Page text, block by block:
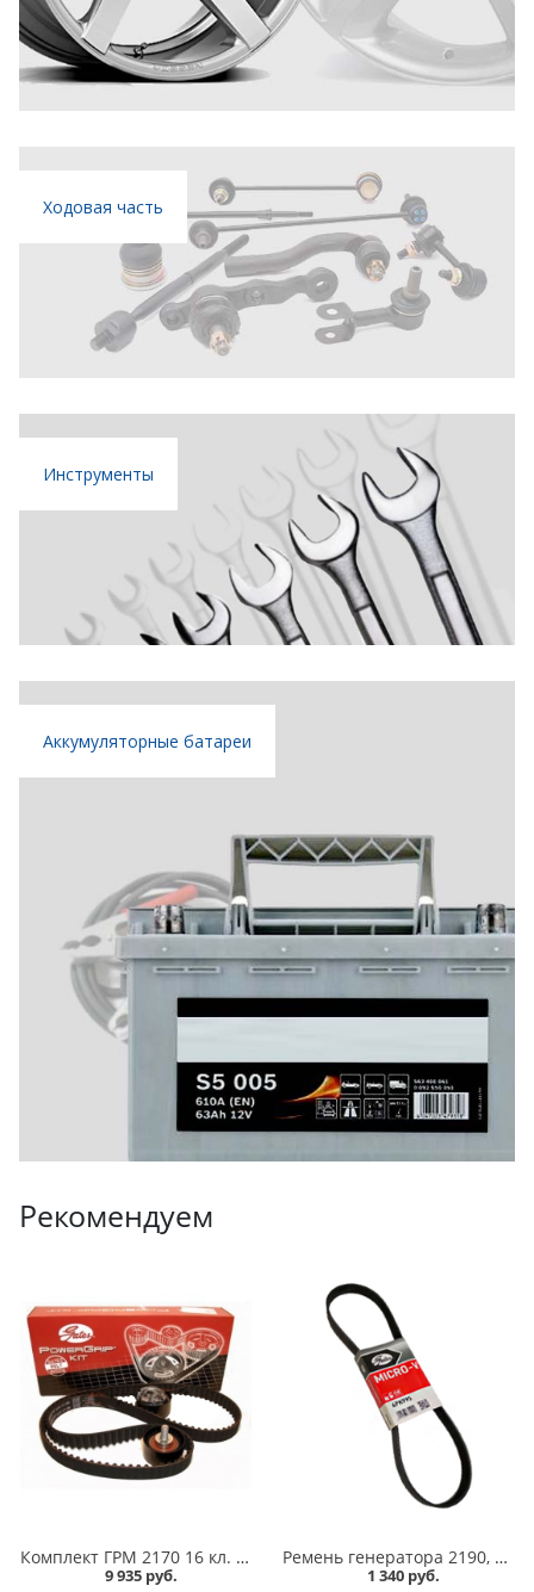
Ходовая часть
Инструменты
Аккумуляторные батареи
Рекомендуем
Комплект ГРМ 2170 16 кл. /2 ролика+ремень/ дв.126-129, 176-179 GATES K015631XS в Омске
9 935 руб.
Ремень генератора 2190, 2192-94, FL, Datsun /6РК995EST/ 8 кл с кондиционером, под ролик-натяжитель, в Омске
1 340 руб.